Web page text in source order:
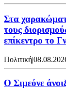
Στα
τους
επίκεντρο το
Πολιτική|
Ο Σιμεόνε